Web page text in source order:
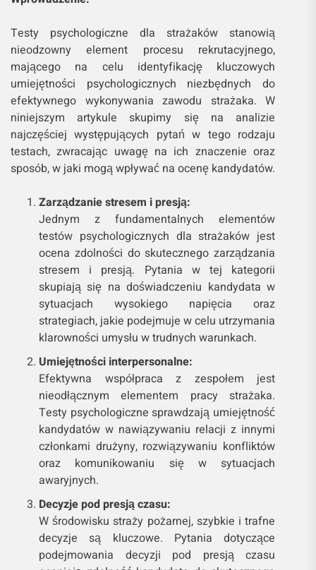
Testy psychologiczne dla strażaków stanowią
nieodzowny element procesu rekrutacyjnego,
mającego na celu identyfikację kluczowych
umiejętności psychologicznych niezbędnych do
efektywnego wykonywania zawodu strażaka. W
niniejszym artykule skupimy się na analizie
najczęściej występujących pytań w tego rodzaju
testach, zwracając uwagę na ich znaczenie oraz
sposób, w jaki mogą wpływać na ocenę kandydatów.
Zarządzanie stresem i presją:
Jednym z fundamentalnych elementów
testów psychologicznych dla strażaków jest
ocena zdolności do skutecznego zarządzania
stresem i presją. Pytania w tej kategorii
skupiają się na doświadczeniu kandydata w
sytuacjach wysokiego napięcia oraz
strategiach, jakie podejmuje w celu utrzymania
klarowności umysłu w trudnych warunkach.
Umiejętności interpersonalne:
Efektywna współpraca z zespołem jest
nieodłącznym elementem pracy strażaka.
Testy psychologiczne sprawdzają umiejętność
kandydatów w nawiązywaniu relacji z innymi
członkami drużyny, rozwiązywaniu konfliktów
oraz komunikowaniu się w sytuacjach
awaryjnych.
Decyzje pod presją czasu:
W środowisku straży pożarnej, szybkie i trafne
decyzje są kluczowe. Pytania dotyczące
podejmowania decyzji pod presją czasu